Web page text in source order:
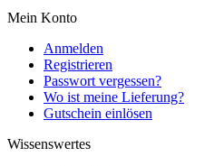
Mein Konto
Anmelden
Registrieren
Passwort vergessen?
Wo ist meine Lieferung?
Gutschein einlösen
Wissenswertes